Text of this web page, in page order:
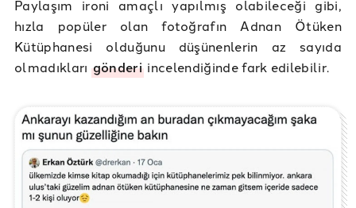
Paylaşım ironi amaçlı yapılmış olabileceği gibi,
hızla popüler olan fotoğrafın Adnan Ötüken
Kütüphanesi olduğunu düşünenlerin az sayıda
olmadıkları gönderi incelendiğinde fark edilebilir.